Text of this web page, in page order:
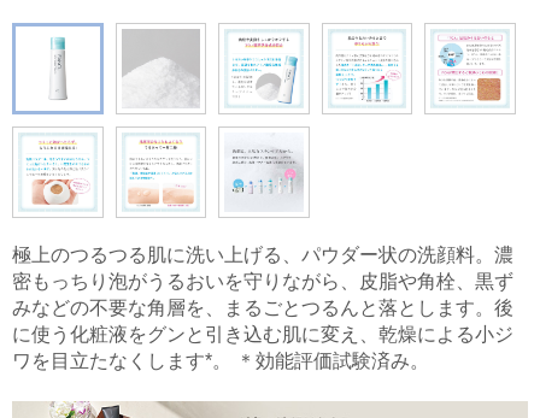
極上のつるつる肌に洗い上げる、パウダー状の洗顔料。濃
密もっちり泡がうるおいを守りながら、皮脂や角栓、黒ず
みなどの不要な角層を、まるごとつるんと落とします。後
に使う化粧液をグンと引き込む肌に変え、乾燥による小ジ
ワを目立たなくします*。 ＊効能評価試験済み。